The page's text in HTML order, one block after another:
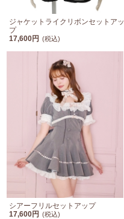
ジャケットライクリボンセットアッ
プ
17,600円 (税込)
シアーフリルセットアップ
17,600円 (税込)